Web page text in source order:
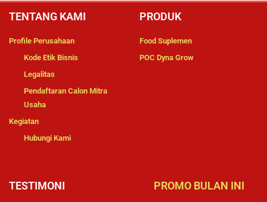
TENTANG KAMI
Profile Perusahaan
Kode Etik Bisnis
Legalitas
Pendaftaran Calon Mitra
Usaha
Kegiatan
Hubungi Kami
PRODUK
Food Suplemen
POC Dyna Grow
TESTIMONI PROMO BULAN INI